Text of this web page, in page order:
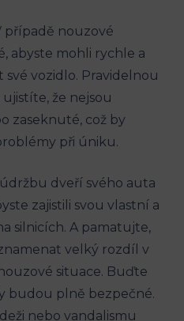
případě nouzové
abyste ‍mohli rychle a‍
vozidlo. Pravidelnou
že nejsou
zaseknuté,‍ což by⁢
při úniku.
dveří svého⁤ auta
zajistili svou vlastní a
silnicích. A pamatujte,
velký ⁢rozdíl v
situace.⁣ Buďte
budou plně bezpečné.